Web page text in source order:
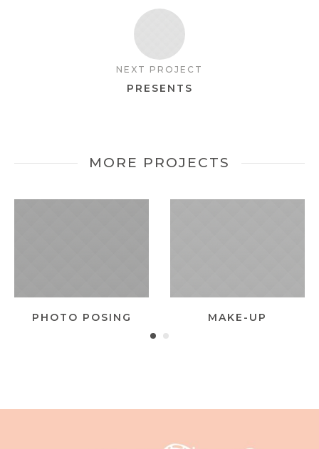
NEXT PROJECT
PRESENTS
MORE PROJECTS
PHOTO POSING MAKE-UP